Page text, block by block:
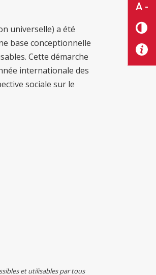
A -
universelle) a été
base conceptionnelle
Cette démarche
internationale des
sociale sur le
et utilisables par tous